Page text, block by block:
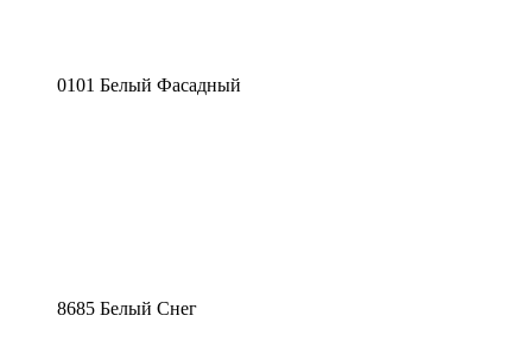
0101 Белый Фасадный
8685 Белый Снег